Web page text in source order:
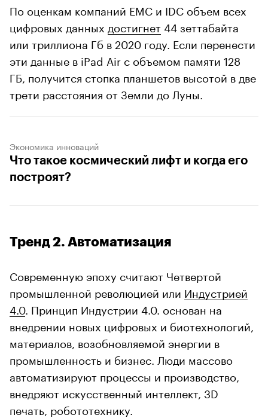
По оценкам компаний EMC и IDC объем всех
цифровых данных достигнет44 зеттабайта
или триллиона Гб в 2020 году. Если перенести
эти данные в iPad Air с объемом памяти 128
ГБ, получится стопка планшетов высотой в две
трети расстояния от Земли до Луны.
Экономика инноваций
Что такое космический лифт и когда его
построят?
Тренд 2. Автоматизация
Современную эпоху считают Четвертой
промышленной революцией или Индустрией
4.0. Принцип Индустрии 4.0. основан на
внедрении новых цифровых и биотехнологий,
материалов, возобновляемой энергии в
промышленность и бизнес. Люди массово
автоматизируют процессы и производство,
внедряют искусственный интеллект, 3D
печать, робототехнику.